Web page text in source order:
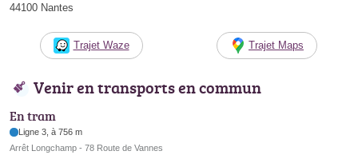
44100 Nantes
Trajet Waze Trajet Maps
Venir en transports en commun
En tram
Ligne 3, à 756 m
Arrêt Longchamp - 78 Route de Vannes